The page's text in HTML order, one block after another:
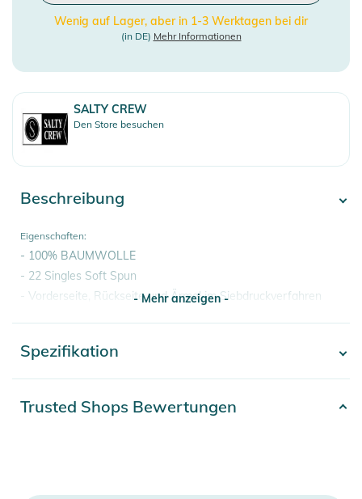
Wenig auf Lager, aber in 1-3 Werktagen bei dir
(in DE) Mehr Informationen
SALTY CREW
Den Store besuchen
Beschreibung
Eigenschaften:
- 100% BAUMWOLLE
- 22 Singles Soft Spun
- Vorderseite, Rückseite und Ärmel im Siebdruckverfahren
Produktinformationen und
Sicherheitshinweise
Gebrauchsanweisungen, Sicherheitshinweise und Warnungen
- Mehr anzeigen -
Spezifikation
Trusted Shops Bewertungen